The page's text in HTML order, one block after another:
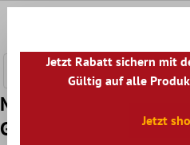
Muster von Glasmosaik
Grün
Jetzt Rabatt sichern mit
Gültig auf alle
Jetzt